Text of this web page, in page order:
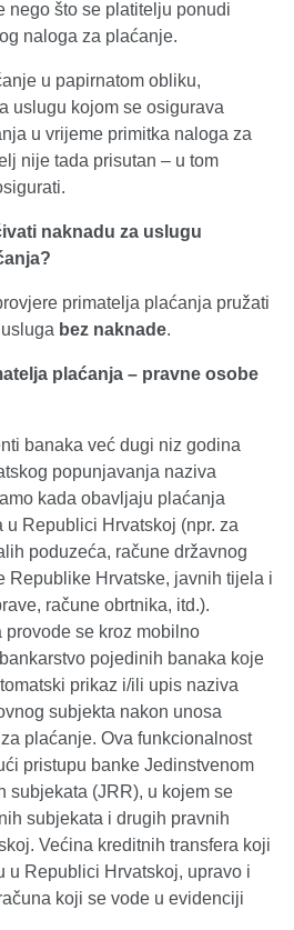
nego što se platitelju ponudi
naloga za plaćanje.
u papirnatom obliku,
uslugu kojom se osigurava
u vrijeme primitka naloga za
nije tada prisutan – u tom
naknadu za uslugu
primatelja plaćanja pružati
bez naknade.
plaćanja – pravne osobe
banaka već dugi niz godina
popunjavanja naziva
kada obavljaju plaćanja
u Republici Hrvatskoj (npr. za
poduzeća, račune državnog
Republike Hrvatske, javnih tijela i
račune obrtnika, itd.).
se kroz mobilno
pojedinih banaka koje
prikaz i/ili upis naziva
subjekta nakon unosa
plaćanje. Ova funkcionalnost
pristupu banke Jedinstvenom
subjekata (JRR), u kojem se
subjekata i drugih pravnih
Većina kreditnih transfera koji
u Republici Hrvatskoj, upravo i
koji se vode u evidenciji